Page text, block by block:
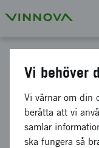
Vi behöver
Vi värnar om din
berätta att vi
samlar
ska fungera så